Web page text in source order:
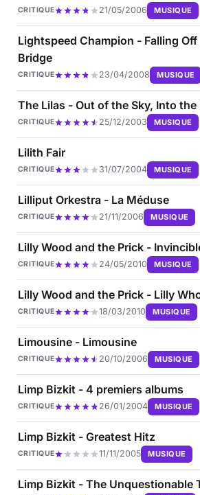
CRITIQUE 21/05/2006 MUSIQUE
Lightspeed Champion - Falling
Bridge
CRITIQUE 23/04/2008 MUSIQUE
The Lilas - Out of the Sky, Into the
CRITIQUE 25/12/2003 MUSIQUE
Lilith Fair
CRITIQUE 31/07/2004 MUSIQUE
Lilliput Orkestra - La Méduse
CRITIQUE 21/11/2006 MUSIQUE
Lilly Wood and the Prick -
CRITIQUE 24/05/2010 MUSIQUE
Lilly Wood and the Prick - Lilly
CRITIQUE 18/03/2010 MUSIQUE
Limousine - Limousine
CRITIQUE 20/10/2006 MUSIQUE
Limp Bizkit - 4 premiers albums
CRITIQUE 26/01/2004 MUSIQUE
Limp Bizkit - Greatest Hitz
CRITIQUE 11/11/2005 MUSIQUE
Limp Bizkit - The Unquestionable